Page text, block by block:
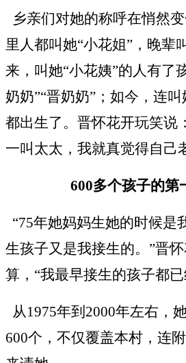
乡亲们对她的称呼在悄然
里人都叫她“小花姐”，晚辈
来，叫她“小花姨”的人有了
奶奶”“晋奶奶”；如今，连
都出生了。晋怀花开玩笑说
一叫太太，我就真觉得自己
600多个孩子的第
“75年她妈妈生她的时候是
生孩子又是我接生的。”晋
算，“我最早接生的孩子都
从1975年到2000年左右，
600个，不仅覆盖本村，连